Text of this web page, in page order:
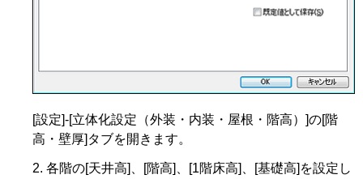
[設定]-[立体化設定（外装・内装・屋根・階高）]の[階
高・壁厚]タブを開きます。
各階の[天井高]、[階高]、[1階床高]、[基礎高]を設定し